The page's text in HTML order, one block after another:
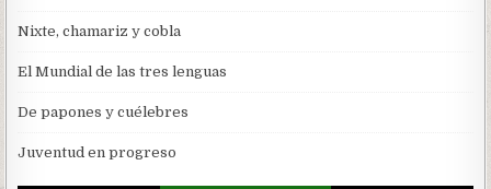
Nixte, chamariz y cobla
El Mundial de las tres lenguas
De papones y cuélebres
Juventud en progreso